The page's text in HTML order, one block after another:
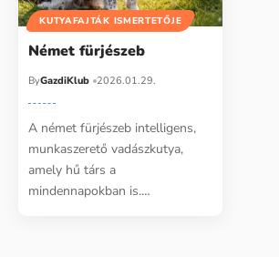
KUTYAFAJTÁK ISMERTETŐJE
Német fürjészeb
ByGazdiKlub 2026.01.29.
A német fürjészeb intelligens,
munkaszerető vadászkutya,
amely hű társ a
mindennapokban is.…